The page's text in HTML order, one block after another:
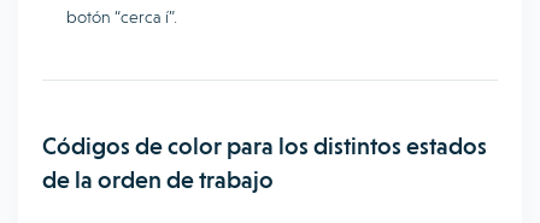
botón “cerca í”.
Códigos de color para los distintos estados
de la orden de trabajo